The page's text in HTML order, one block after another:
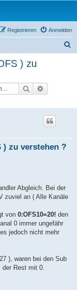
Anmelden
Registrieren
) zu
Suche
) zu verstehen ?
Abgleich. Bei der
zuviel an ( Alle Kanäle
von 0:OFS10=20! den
0 immer ungefähr
jedoch nicht mehr
), waren bei den Sub
der Rest mit 0.